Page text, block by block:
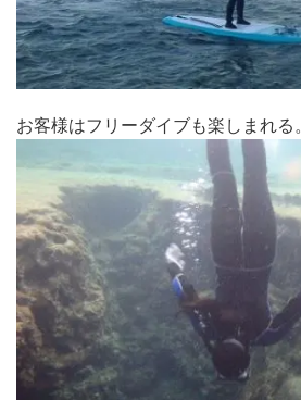
お客様はフリーダイブも楽しまれる。